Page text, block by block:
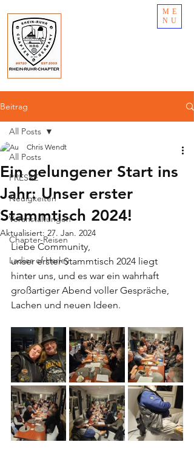
ME
NU
Beitrag
All Posts
PRESSE
Neuigkeiten
Veranstaltungen
Chapter-Reisen
Ladies of Harley
All Posts
Ein gelungener Start ins
Jahr: Unser erster
Stammtisch 2024!
Chris Wendt
Aktualisiert: 27. Jan. 2024
Liebe Community,
unser erster Stammtisch 2024 liegt
hinter uns, und es war ein wahrhaft
großartiger Abend voller Gespräche,
Lachen und neuen Ideen.